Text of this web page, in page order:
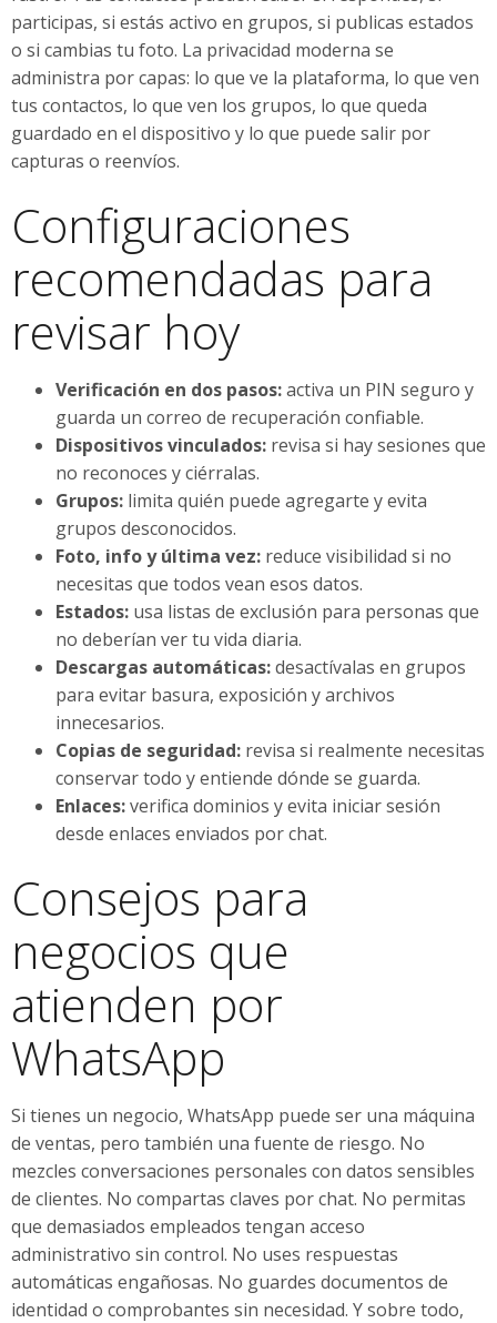
participas, si estás activo en grupos, si publicas estados
o si cambias tu foto. La privacidad moderna se
administra por capas: lo que ve la plataforma, lo que ven
tus contactos, lo que ven los grupos, lo que queda
guardado en el dispositivo y lo que puede salir por
capturas o reenvíos.
Configuraciones
recomendadas para
revisar hoy
Verificación en dos pasos:activa un PIN seguro y
guarda un correo de recuperación confiable.
Dispositivos vinculados: revisa si hay sesiones que
no reconoces y ciérralas.
Grupos: limita quién puede agregarte y evita
grupos desconocidos.
Foto, info y última vez: reduce visibilidad si no
necesitas que todos vean esos datos.
Estados: usa listas de exclusión para personas que
no deberían ver tu vida diaria.
Descargas automáticas:desactívalas en grupos
para evitar basura, exposición y archivos
innecesarios.
Copias de seguridad: revisa si realmente necesitas
conservar todo y entiende dónde se guarda.
Enlaces:verifica dominios y evita iniciar sesión
desde enlaces enviados por chat.
Consejos para
negocios que
atienden por
WhatsApp
Si tienes un negocio, WhatsApp puede ser una máquina
de ventas, pero también una fuente de riesgo. No
mezcles conversaciones personales con datos sensibles
de clientes. No compartas claves por chat. No permitas
que demasiados empleados tengan acceso
administrativo sin control. No uses respuestas
automáticas engañosas. No guardes documentos de
identidad o comprobantes sin necesidad. Y sobre todo,